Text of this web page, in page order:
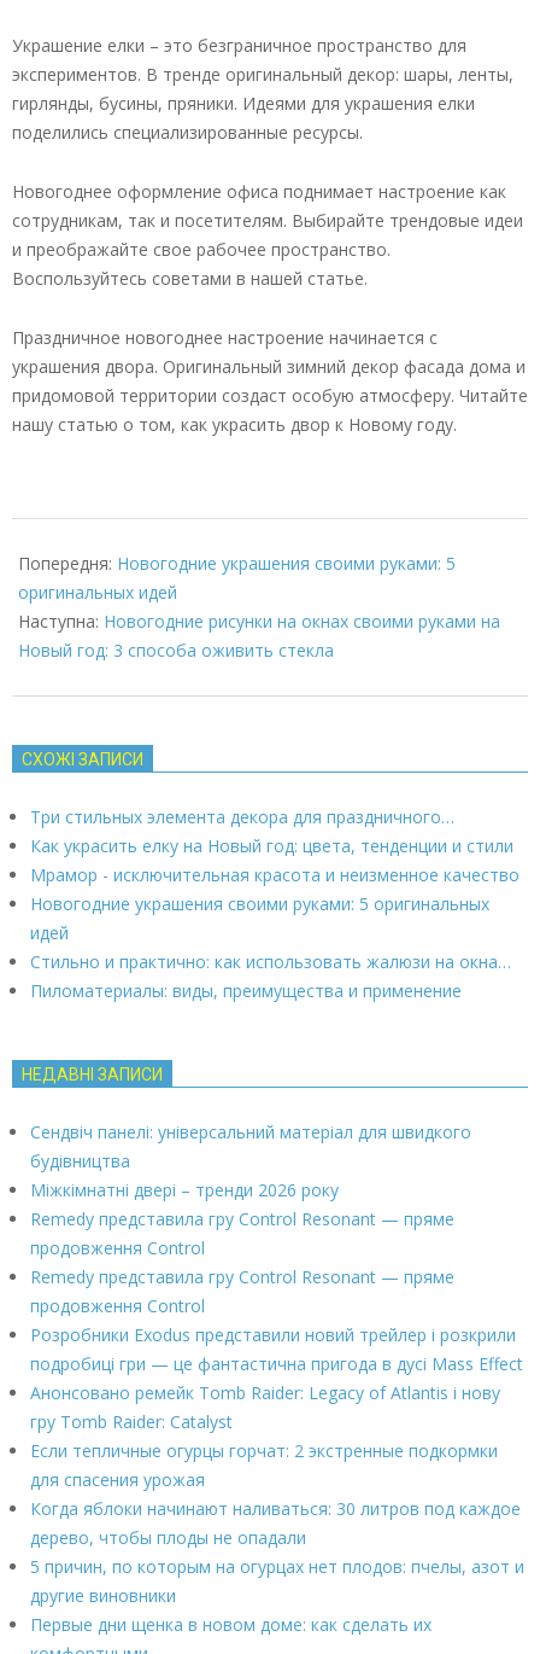
Украшение елки – это безграничное пространство для
экспериментов. В тренде оригинальный декор: шары, ленты,
гирлянды, бусины, пряники. Идеями для украшения елки
поделились специализированные ресурсы.
Новогоднее оформление офиса поднимает настроение как
сотрудникам, так и посетителям. Выбирайте трендовые идеи
и преображайте свое рабочее пространство.
Воспользуйтесь советами в нашей статье.
Праздничное новогоднее настроение начинается с
украшения двора. Оригинальный зимний декор фасада дома и
придомовой территории создаст особую атмосферу. Читайте
нашу статью о том, как украсить двор к Новому году.
03-
12
Попередня: Новогодние украшения своими руками: 5
оригинальных идей
Наступна: Новогодние рисунки на окнах своими руками на
Новый год: 3 способа оживить стекла
СХОЖІ ЗАПИСИ
Три стильных элемента декора для праздничного…
Как украсить елку на Новый год: цвета, тенденции и стили
Мрамор - исключительная красота и неизменное качество
Новогодние украшения своими руками: 5 оригинальных
идей
Стильно и практично: как использовать жалюзи на окна…
Пиломатериалы: виды, преимущества и применение
НЕДАВНІ ЗАПИСИ
Сендвіч панелі: універсальний матеріал для швидкого
будівництва
Міжкімнатні двері – тренди 2026 року
Remedy представила гру Control Resonant — пряме
продовження Control
Remedy представила гру Control Resonant — пряме
продовження Control
Розробники Exodus представили новий трейлер і розкрили
подробиці гри — це фантастична пригода в дусі Mass Effect
Анонсовано ремейк Tomb Raider: Legacy of Atlantis і нову
гру Tomb Raider: Catalyst
Если тепличные огурцы горчат: 2 экстренные подкормки
для спасения урожая
Когда яблоки начинают наливаться: 30 литров под каждое
дерево, чтобы плоды не опадали
5 причин, по которым на огурцах нет плодов: пчелы, азот и
другие виновники
Первые дни щенка в новом доме: как сделать их